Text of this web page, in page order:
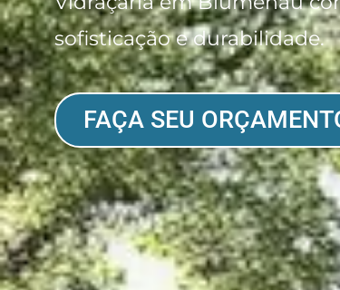
sofisticação e durabilidade.
FAÇA SEU